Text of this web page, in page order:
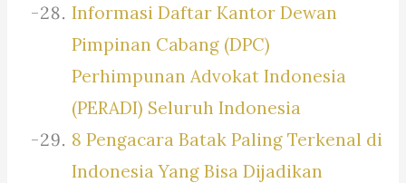
Informasi Daftar Kantor Dewan
Pimpinan Cabang (DPC)
Perhimpunan Advokat Indonesia
(PERADI) Seluruh Indonesia
8 Pengacara Batak Paling Terkenal di
Indonesia Yang Bisa Dijadikan